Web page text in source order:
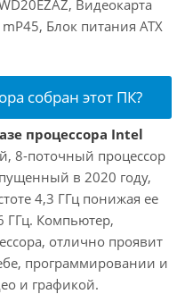
Видеокарта
Блок питания ATX
собран этот ПК?
процессора Intel
8-поточный процессор
в 2020 году,
4,3 ГГц понижая ее
ГГц. Компьютер,
отлично проявит
программировании и
и графикой.